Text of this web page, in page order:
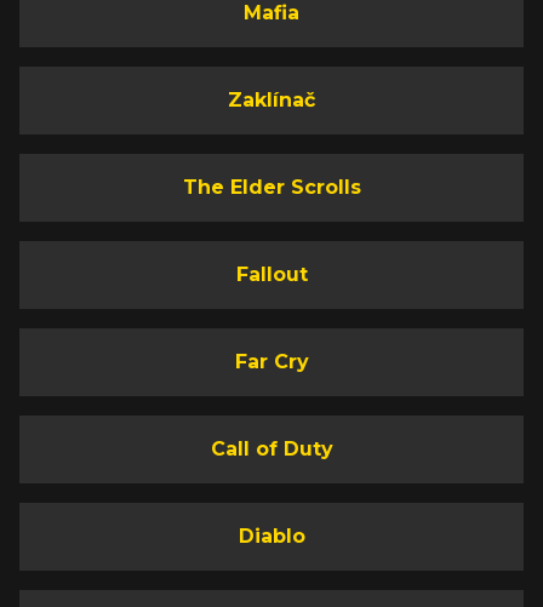
Mafia
Zaklínač
The Elder Scrolls
Fallout
Far Cry
Call of Duty
Diablo